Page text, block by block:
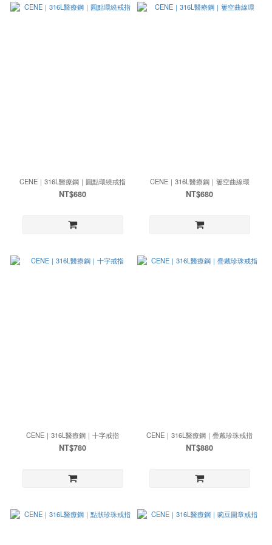
CENE｜316L醫療鋼｜圓點環繞戒指
NT$680
CENE｜316L醫療鋼｜簍空曲線環
NT$680
CENE｜316L醫療鋼｜十字戒指
NT$780
CENE｜316L醫療鋼｜疊戴珍珠戒指
NT$880